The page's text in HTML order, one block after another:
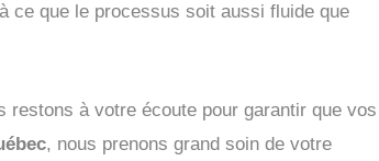
ce que le processus soit aussi fluide que
restons à votre écoute pour garantir que vos
, nous prenons grand soin de votre